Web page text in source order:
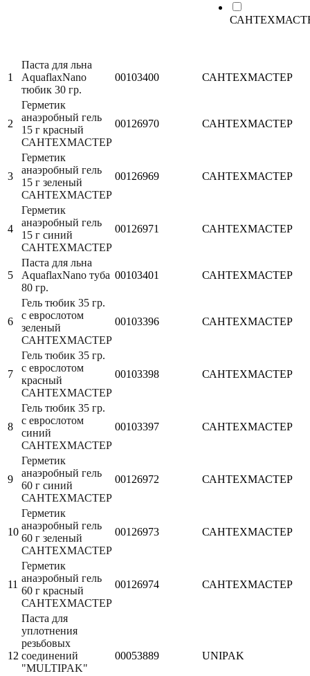
1
Паста для льна
AquaflaxNano
тюбик 30 гр.
00103400 САНТЕХМАСТЕР
2
Герметик
анаэробный гель
15 г красный
САНТЕХМАСТЕР
00126970 САНТЕХМАСТЕР
3
Герметик
анаэробный гель
15 г зеленый
САНТЕХМАСТЕР
00126969 САНТЕХМАСТЕР
4
Герметик
анаэробный гель
15 г синий
САНТЕХМАСТЕР
00126971 САНТЕХМАСТЕР
5
Паста для льна
AquaflaxNano туба
80 гр.
00103401 САНТЕХМАСТЕР
6
Гель тюбик 35 гр.
с еврослотом
зеленый
САНТЕХМАСТЕР
00103396 САНТЕХМАСТЕР
7
Гель тюбик 35 гр.
с еврослотом
красный
САНТЕХМАСТЕР
00103398 САНТЕХМАСТЕР
8
Гель тюбик 35 гр.
с еврослотом
синий
САНТЕХМАСТЕР
00103397 САНТЕХМАСТЕР
9
Герметик
анаэробный гель
60 г синий
САНТЕХМАСТЕР
00126972 САНТЕХМАСТЕР
10
Герметик
анаэробный гель
60 г зеленый
САНТЕХМАСТЕР
00126973 САНТЕХМАСТЕР
11
Герметик
анаэробный гель
60 г красный
САНТЕХМАСТЕР
00126974 САНТЕХМАСТЕР
12
Паста для
уплотнения
резьбовых
соединений
"MULTIPAK"
00053889 UNIPAK